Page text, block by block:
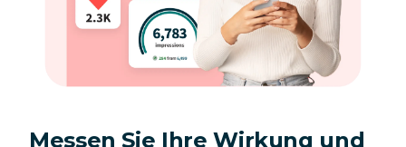
Messen Sie Ihre Wirkung und